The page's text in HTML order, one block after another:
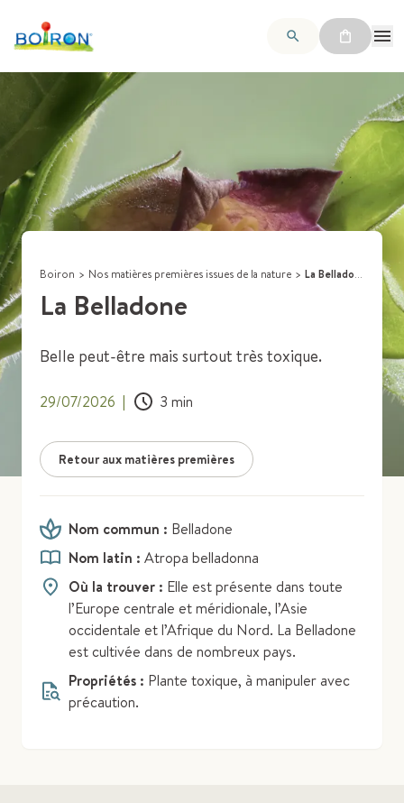
Boiron > Nos matières premières issues de la nature > La Belladone
La Belladone
Belle peut-être mais surtout très toxique.
29/07/2026 | 3 min
Retour aux matières premières
Nom commun : Belladone
Nom latin : Atropa belladonna
Où la trouver : Elle est présente dans toute
l’Europe centrale et méridionale, l’Asie
occidentale et l’Afrique du Nord. La Belladone
est cultivée dans de nombreux pays.
Propriétés : Plante toxique, à manipuler avec
précaution.